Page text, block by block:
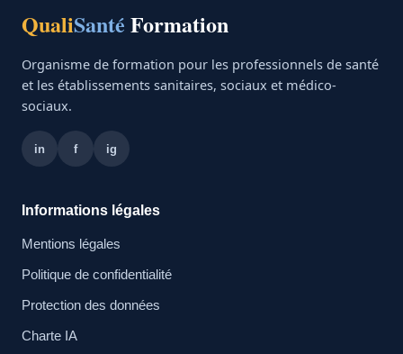
QualiSanté Formation
Organisme de formation pour les professionnels de santé
et les établissements sanitaires, sociaux et médico-
sociaux.
in f ig
Informations légales
Mentions légales
Politique de confidentialité
Protection des données
Charte IA